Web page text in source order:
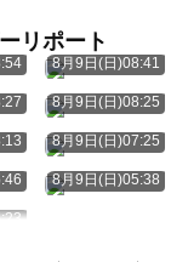
リポート
8月9日(日)08:41
8月9日(日)08:25
8月9日(日)07:25
8月9日(日)05:38